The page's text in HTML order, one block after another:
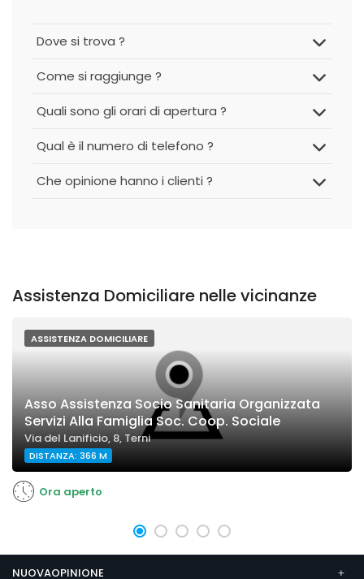
Dove si trova ?
Come si raggiunge ?
Quali sono gli orari di apertura ?
Qual è il numero di telefono ?
Che opinione hanno i clienti ?
Assistenza Domiciliare nelle vicinanze
ASSISTENZA DOMICILIARE
Asso Assistenza Socio Sanitaria Organizzata
Servizi Alla Famiglia Soc. Coop. Sociale
Via del Lanificio, 8, Terni
DISTANZA: 366 M
Ora aperto
NUOVAOPINIONE